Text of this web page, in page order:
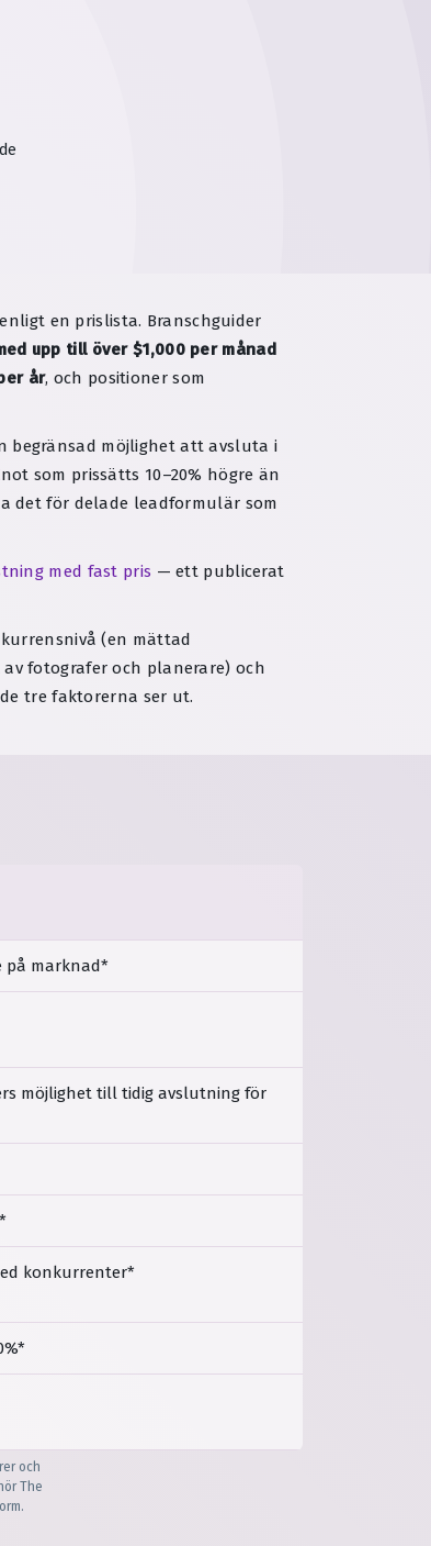
en prislista. Branschguider
upp till över $1,000 per månad
år, och positioner som
begränsad möjlighet att avsluta i
som prissätts 10–20% högre än
det för delade leadformulär som
med fast pris — ett publicerat
(en mättad
fotografer och planerare) och
tre faktorerna ser ut.
på marknad*
möjlighet till tidig avslutning för
konkurrenter*
och
The